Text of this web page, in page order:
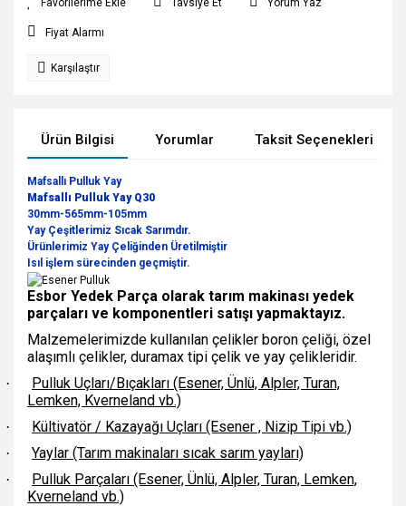
Tavsiye Et Yorum Yaz
Fiyat Alarmı
Karşılaştır
Ürün Bilgisi Yorumlar Taksit Seçenekleri
Mafsallı Pulluk Yay
Mafsallı Pulluk Yay Q30
30mm-565mm-105mm
Yay Çeşitlerimiz Sıcak Sarımdır.
Ürünlerimiz Yay Çeliğinden Üretilmiştir
Isıl işlem sürecinden geçmiştir.
Esbor Yedek Parça olarak tarım makinası yedek
parçaları ve komponentleri satışı yapmaktayız.
Malzemelerimizde kullanılan çelikler boron çeliği, özel
alaşımlı çelikler, duramax tipi çelik ve yay çelikleridir.
·
Pulluk Uçları/Bıçakları (Esener, Ünlü, Alpler, Turan,
Lemken, Kverneland vb.)
· Kültivatör / Kazayağı Uçları (Esener , Nizip Tipi vb.)
· Yaylar (Tarım makinaları sıcak sarım yayları)
·
Pulluk Parçaları (Esener, Ünlü, Alpler, Turan, Lemken,
Kverneland vb.)